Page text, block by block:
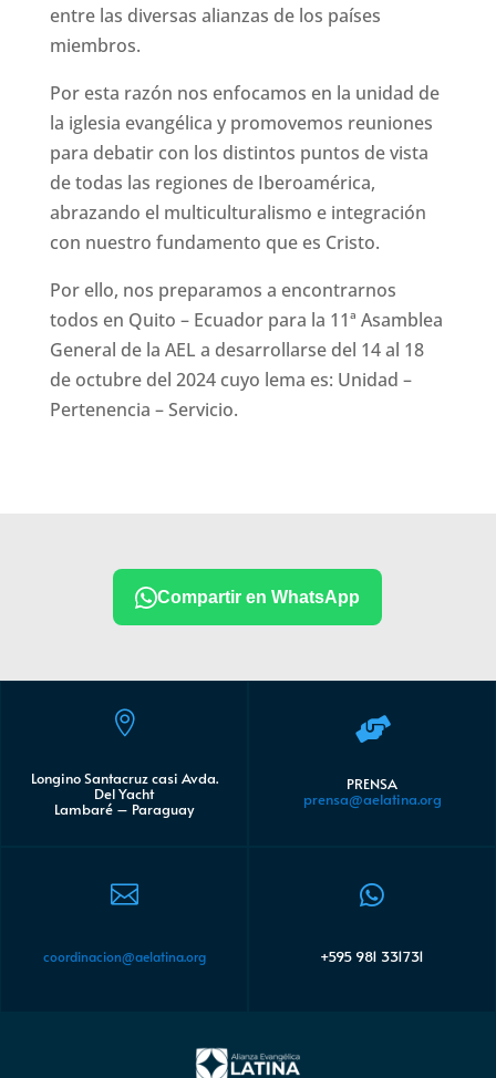
entre las diversas alianzas de los países
miembros.
Por esta razón nos enfocamos en la unidad de
la iglesia evangélica y promovemos reuniones
para debatir con los distintos puntos de vista
de todas las regiones de Iberoamérica,
abrazando el multiculturalismo e integración
con nuestro fundamento que es Cristo.
Por ello, nos preparamos a encontrarnos
todos en Quito – Ecuador para la 11ª Asamblea
General de la AEL a desarrollarse del 14 al 18
de octubre del 2024 cuyo lema es: Unidad –
Pertenencia – Servicio.
Compartir en WhatsApp

Longino Santacruz casi Avda.
Del Yacht
Lambaré – Paraguay

coordinacion@aelatina.org

PRENSA
prensa@aelatina.org

+595 981 331731